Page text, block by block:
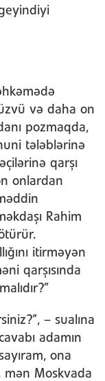
və daha on
pozmaqda,
tələblərinə
qarşı
onlardan
Rahim
itirməyən
qarşısında
– sualına
adamın
ona
mən Moskvada